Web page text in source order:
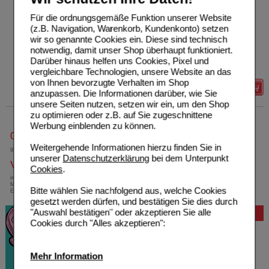
Für die ordnungsgemäße Funktion unserer Website
(z.B. Navigation, Warenkorb, Kundenkonto) setzen
wir so genannte Cookies ein. Diese sind technisch
notwendig, damit unser Shop überhaupt funktioniert.
Darüber hinaus helfen uns Cookies, Pixel und
vergleichbare Technologien, unsere Website an das
von Ihnen bevorzugte Verhalten im Shop
anzupassen. Die Informationen darüber, wie Sie
unsere Seiten nutzen, setzen wir ein, um den Shop
zu optimieren oder z.B. auf Sie zugeschnittene
Werbung einblenden zu können.
Weitergehende Informationen hierzu finden Sie in
unserer Datenschutzerklärungbei dem Unterpunkt
Cookies.
Bitte wählen Sie nachfolgend aus, welche Cookies
gesetzt werden dürfen, und bestätigen Sie dies durch
"Auswahl bestätigen" oder akzeptieren Sie alle
Cookies durch "Alles akzeptieren":
Mehr Information
00999854
10ml Nasenspray
UVP**
Unser Preis*
Sie sparen 1,90 €
Grundpreis
259,00 €
Max. Abgabe:
Details
0800-10 11 422
gebührenfreie Rufnummer
Versandkostenfrei
innerhalb Deutschlands bei einem
Mindestbestellwert von 13,99 Euro oder bei
Einsendung eines Kassenrezeptes
Bewertung